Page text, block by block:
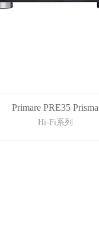
Primare PRE35 Prisma
Hi-Fi系列